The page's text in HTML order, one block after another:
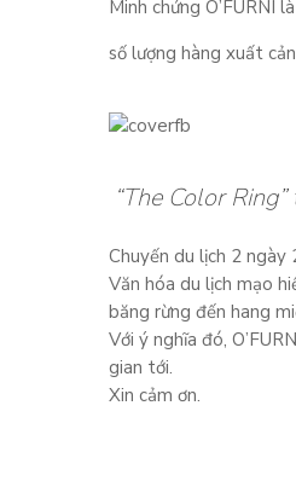
Minh chứng
số lượng hàng xuất
“The Color
Chuyến du lịch 2
Văn hóa du lịch mạo
băng rừng đến hang
Với ý nghĩa đó,
gian tới.
Xin cảm ơn.